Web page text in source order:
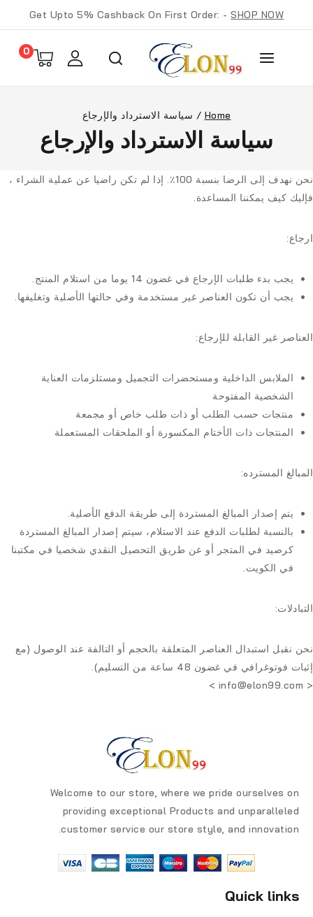
Get Upto 5% Cashback On First Order: -SHOP NOW
0
Home
/ سياسة الاسترداد والإرجاع
سياسة الاسترداد والإرجاع
نحن نهدف إلى الرضا بنسبة 100٪. إذا لم تكن راضيا عن عملية الشراء ،
فإليك كيف يمكننا المساعدة.
ارجاع:
يجب بدء طلبات الإرجاع في غضون 14 يوما
من استلام المنتج.
يجب أن تكون العناصر غير مستخدمة وفي حالتها الأصلية وتغليفها.
العناصر غير القابلة للإرجاع:
الملابس الداخلية ومستحضرات التجميل ومستلزمات العناية
الشخصية المفتوحة
منتجات حسب الطلب أو ذات طلب خاص أو مجمعة
المنتجات ذات الأختام المكسورة أو الملحقات المستعملة
المبالغ المسترده:
يتم إصدار المبالغ المستردة إلى طريقة الدفع الأصلية.
بالنسبة لطلبات الدفع عند الاستلام، سيتم إصدار المبالغ المستردة
كرصيد في المتجر أو عن طريق التحصيل النقدي شخصيا في مكتبنا
في الكويت.
التبادلات:
نحن نقبل استبدال العناصر المتعلقة بالحجم أو التالفة عند الوصول (مع
إثبات فوتوغرافي في غضون 48 ساعة من التسليم).
<
info@elon99.com
>
Welcome to our store, where we pride ourselves on
providing exceptional Products and unparalleled
customer service our store style, and innovation.
Quick links